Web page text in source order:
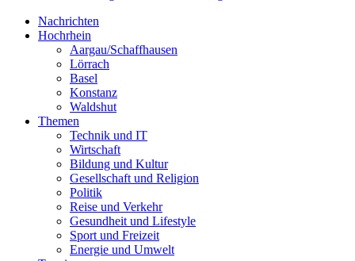
Nachrichten
Hochrhein
Aargau/Schaffhausen
Lörrach
Basel
Konstanz
Waldshut
Themen
Technik und IT
Wirtschaft
Bildung und Kultur
Gesellschaft und Religion
Politik
Reise und Verkehr
Gesundheit und Lifestyle
Sport und Freizeit
Energie und Umwelt